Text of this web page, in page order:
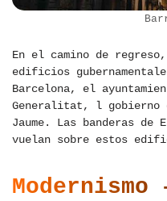
En el camino de
edificios
Barcelona, ​​el
Generalitat, l gobierno
Jaume. Las banderas de
vuelan sobre estos